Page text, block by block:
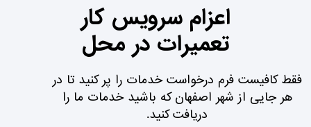
اعزام سرویس کار
تعمیرات در محل
فقط کافیست فرم درخواست خدمات را پر کنید تا در
هر جایی از شهر اصفهان که باشید خدمات ما را
دریافت کنید.